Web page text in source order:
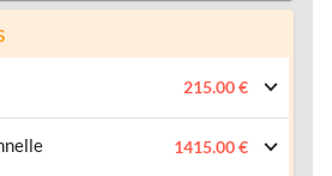
215.00 €
1415.00 €